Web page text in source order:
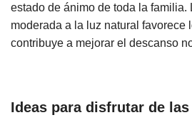
estado de ánimo de toda la familia.
moderada a la luz natural favorece
contribuye a mejorar el descanso
Ideas para disfrutar de